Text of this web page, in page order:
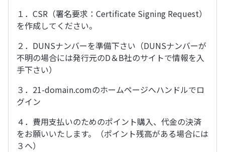
１．CSR（署名要求：Certificate Signing Request）
を作成してください。
２．DUNSナンバーを準備下さい（DUNSナンバーが
不明の場合には発行元のD＆B社のサイトで情報を入
手下さい）
３．21-domain.comのホームページへハンドルでロ
グイン
４．費用支払いのためのポイント購入、代金の決済
をお願いいたします。（ポイント残高がある場合には
３へ）